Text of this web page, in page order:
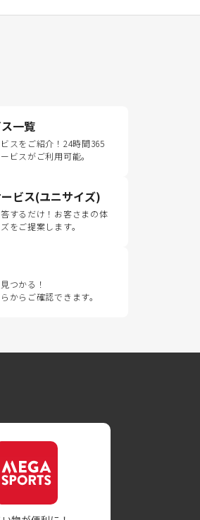
一覧
スをご紹介！24時間365
ビスがご利用可能。
ビス(ユニサイズ)
するだけ！お客さまの体
をご提案します。
つかる！
からご確認できます。